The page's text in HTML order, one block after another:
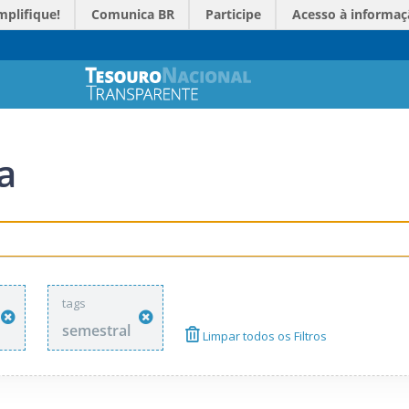
Comunica BR Participe Acesso à
tags
semestral Limpar todos os Filtros